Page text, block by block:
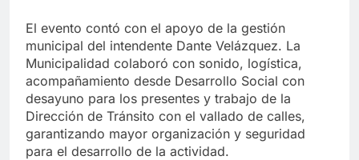
El evento contó con el apoyo de la gestión
municipal del intendente Dante Velázquez. La
Municipalidad colaboró con sonido, logística,
acompañamiento desde Desarrollo Social con
desayuno para los presentes y trabajo de la
Dirección de Tránsito con el vallado de calles,
garantizando mayor organización y seguridad
para el desarrollo de la actividad.